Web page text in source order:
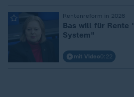
Rentenreform in 2026
Bas will für Rente
System"
mit Video0:22